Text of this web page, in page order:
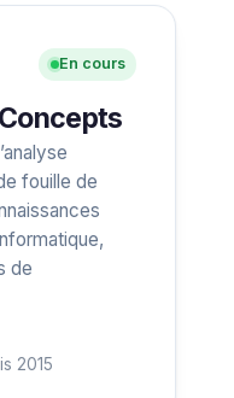
En cours
fouille de
de
2015